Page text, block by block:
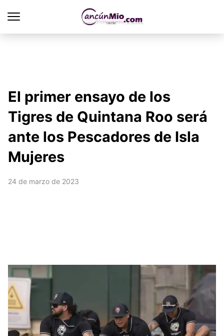
El primer ensayo de los
Tigres de Quintana Roo será
ante los Pescadores de Isla
Mujeres
24 de marzo de 2023